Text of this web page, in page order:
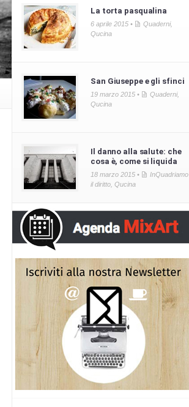
La torta pasqualina
6 aprile 2015 • Quaderni,
Qucina
San Giuseppe e gli sfinci
19 marzo 2015 • Quaderni,
Qucina
Il danno alla salute: che
cosa è, come si liquida
18 marzo 2015 •
InQuadriamo
il diritto ,Qucina